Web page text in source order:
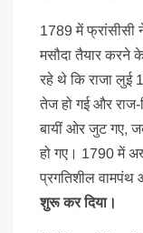
1789 में
मसौदा तैयार करने
रहे थे कि राजा लुई
तेज हो गई और राज-
बायीं ओर जुट गए,
हो गए। 1790 में
प्रगतिशील
शुरू कर दिया।